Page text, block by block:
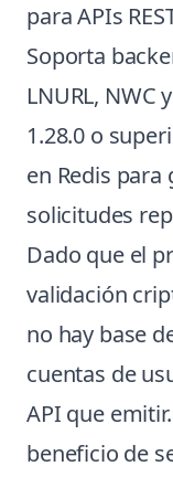
para APIs
Soporta
LNURL, NWC
1.28.0 o
en Redis
solicitudes
Dado que el
validación
no hay base
cuentas de
API que
beneficio de